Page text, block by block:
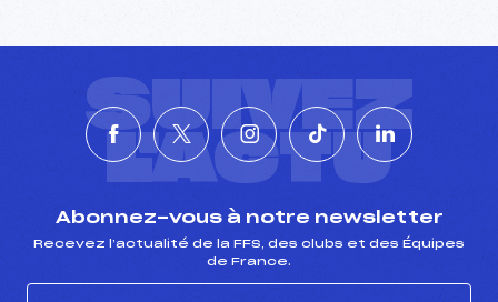
SUIVEZ
L'ACTU
Abonnez-vous à notre newsletter
Recevez l’actualité de la FFS, des clubs et des Équipes
de France.